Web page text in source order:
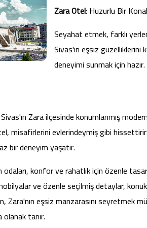
Zara Otel: Huzurlu Bir
Seyahat etmek, farklı
Sivas'ın eşsiz
deneyimi sunmak için hazır.
Zara ilçesinde konumlanmış
misafirlerini evlerindeymiş gibi
bir deneyim yaşatır.
odaları, konfor ve rahatlık için özenle
ve özenle seçilmiş detaylar,
Zara'nın eşsiz manzarasını seyretmek
olanak tanır.